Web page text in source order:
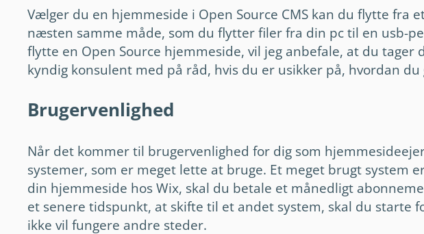
Vælger du en hjemmeside i Open Source CMS kan du flytte fra
næsten samme måde, som du flytter filer fra din pc til en usb-
flytte en Open Source hjemmeside, vil jeg anbefale, at du tager
kyndig konsulent med på råd, hvis du er usikker på, hvordan du
Brugervenlighed
Når det kommer til brugervenlighed for dig som
systemer, som er meget lette at bruge. Et meget brugt system
din hjemmeside hos Wix, skal du betale et månedligt
et senere tidspunkt, at skifte til et andet system, skal du starte
ikke vil fungere andre steder.